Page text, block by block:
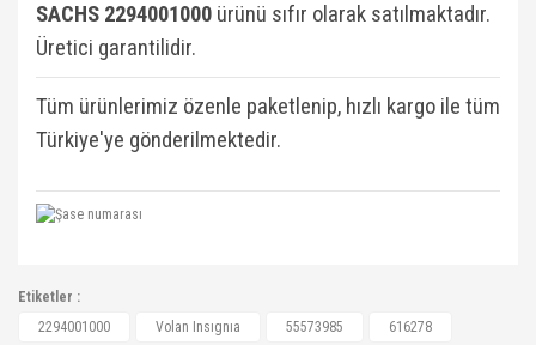
SACHS 2294001000 ürünü sıfır olarak satılmaktadır.
Üretici garantilidir.
Tüm ürünlerimiz özenle paketlenip, hızlı kargo ile tüm
Türkiye'ye gönderilmektedir.
616278, 55572637, 55573985
Etiketler :
2294001000
Volan Insıgnıa 55573985 616278